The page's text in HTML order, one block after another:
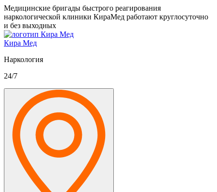
Медицинские бригады быстрого реагирования
наркологической клиники КираМед работают круглосуточно
и без выходных
Кира Мед
Наркология
24/7